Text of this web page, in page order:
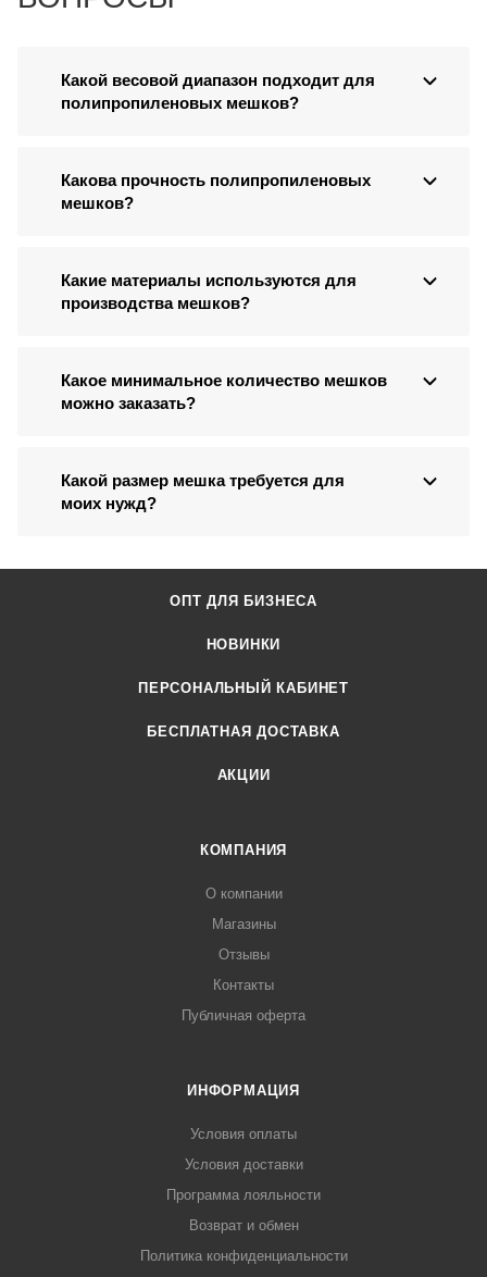
Какой весовой диапазон подходит для
полипропиленовых мешков?
Какова прочность полипропиленовых
мешков?
Какие материалы используются для
производства мешков?
Какое минимальное количество мешков
можно заказать?
Какой размер мешка требуется для
моих нужд?
ОПТ ДЛЯ БИЗНЕСА
НОВИНКИ
ПЕРСОНАЛЬНЫЙ КАБИНЕТ
БЕСПЛАТНАЯ ДОСТАВКА
АКЦИИ
КОМПАНИЯ
О компании
Магазины
Отзывы
Контакты
Публичная оферта
ИНФОРМАЦИЯ
Условия оплаты
Условия доставки
Программа лояльности
Возврат и обмен
Политика конфиденциальности